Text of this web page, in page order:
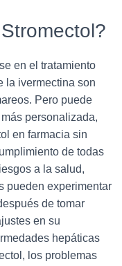
en el tratamiento
la ivermectina son
Pero puede
personalizada,
en farmacia sin
de todas
a la salud,
pueden experimentar
de tomar
en su
hepáticas
los problemas